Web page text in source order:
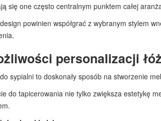
się one często centralnym punktem całej
powinien współgrać z wybranym stylem
personalizacji
sypialni to doskonały sposób na stworzenie
do tapicerowania nie tylko zwiększa estetykę